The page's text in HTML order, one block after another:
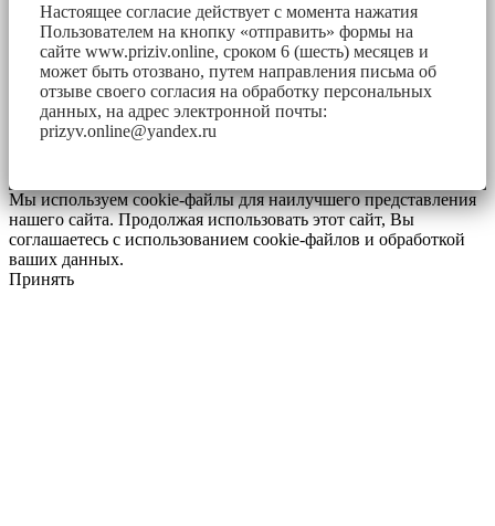
Настоящее согласие действует с момента нажатия
Пользователем на кнопку «отправить» формы на
сайте www.priziv.online, сроком 6 (шесть) месяцев и
может быть отозвано, путем направления письма об
отзыве своего согласия на обработку персональных
данных, на адрес электронной почты:
prizyv.online@yandex.ru
Мы используем cookie-файлы для наилучшего представления
нашего сайта. Продолжая использовать этот сайт, Вы
соглашаетесь с использованием cookie-файлов и обработкой
ваших данных.
Принять